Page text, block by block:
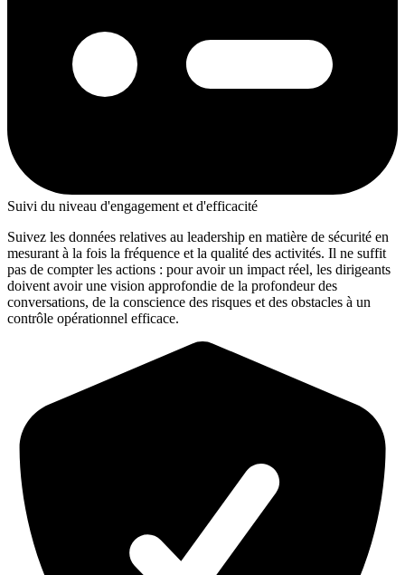
Suivi du niveau d'engagement et d'efficacité
Suivez les données relatives au leadership en matière de sécurité en
mesurant à la fois la fréquence et la qualité des activités. Il ne suffit
pas de compter les actions : pour avoir un impact réel, les dirigeants
doivent avoir une vision approfondie de la profondeur des
conversations, de la conscience des risques et des obstacles à un
contrôle opérationnel efficace.